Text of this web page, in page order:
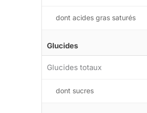
dont acides gras saturés
Glucides
Glucides totaux
dont sucres